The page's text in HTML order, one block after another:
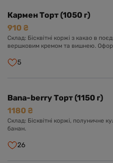
Кармен Торт (1050 г)
910 ₴
Склад: Бісквітні коржі з какао в
вершковим кремом та вишнею.
вишнею.
5
Bana-berry Торт (1150 г)
1180 ₴
Склад: Бісквітні коржі, полуничне
банан.
26